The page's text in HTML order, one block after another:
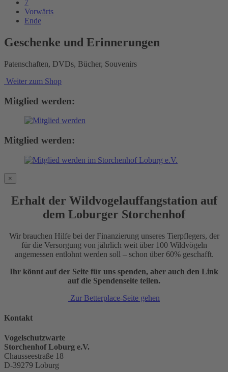
7
Vorwärts
Ende
Geschenke und Erinnerungen
Patenschaften, DVDs, Bücher, Souvenirs
Weiter zum Shop
Mitglied werden:
Mitglied werden:
×
Erhalt der Wildvogelauffangstation auf
dem Loburger Storchenhof
Wir brauchen Hilfe bei der Finanzierung unseres Tierpflegers, der
für die Versorgung von jährlich weit über 100 Wildvögeln
angemessen entlohnt werden soll – schon über 60% geschafft.
Ihr könnt auf der Seite für uns spenden, aber auch den Link
auf die Spendenseite teilen.
Zur Betterplace-Seite gehen
Kontakt
Vogelschutzwarte
Storchenhof Loburg e.V.
Chausseestraße 18
D-39279 Loburg